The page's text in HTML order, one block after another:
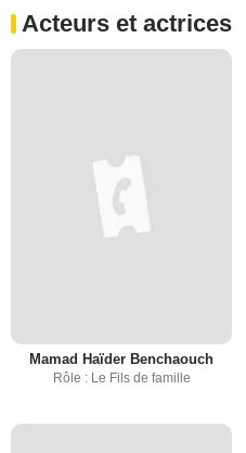
Acteurs et actrices
Mamad Haïder Benchaouch
Rôle : Le Fils de famille